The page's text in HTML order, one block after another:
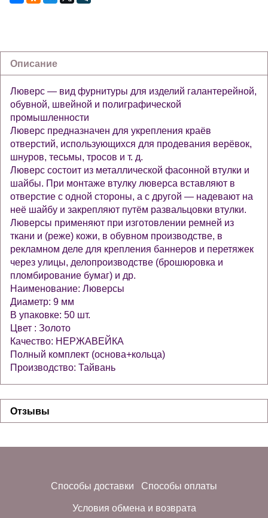
Описание
Люверс — вид фурнитуры для изделий галантерейной,
обувной, швейной и полиграфической
промышленности
Люверс предназначен для укрепления краёв
отверстий, использующихся для продевания верёвок,
шнуров, тесьмы, тросов и т. д.
Люверс состоит из металлической фасонной втулки и
шайбы. При монтаже втулку люверса вставляют в
отверстие с одной стороны, а с другой — надевают на
неё шайбу и закрепляют путём развальцовки втулки.
Люверсы применяют при изготовлении ремней из
ткани и (реже) кожи, в обувном производстве, в
рекламном деле для крепления баннеров и перетяжек
через улицы, делопроизводстве (брошюровка и
пломбирование бумаг) и др.
Наименование: Люверсы
Диаметр: 9 мм
В упаковке: 50 шт.
Цвет : Золото
Качество: НЕРЖАВЕЙКА
Полный комплект (основа+кольца)
Производство: Тайвань
Отзывы
Способы доставки Способы оплаты
Условия обмена и возврата